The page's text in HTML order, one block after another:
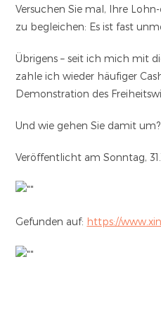
Versuchen Sie mal, Ihre
zu begleichen: Es ist fast
Übrigens – seit ich mich mit
zahle ich wieder häufiger
Demonstration des
Und wie gehen Sie damit um?
Veröffentlicht am Sonntag,
Gefunden auf: https://